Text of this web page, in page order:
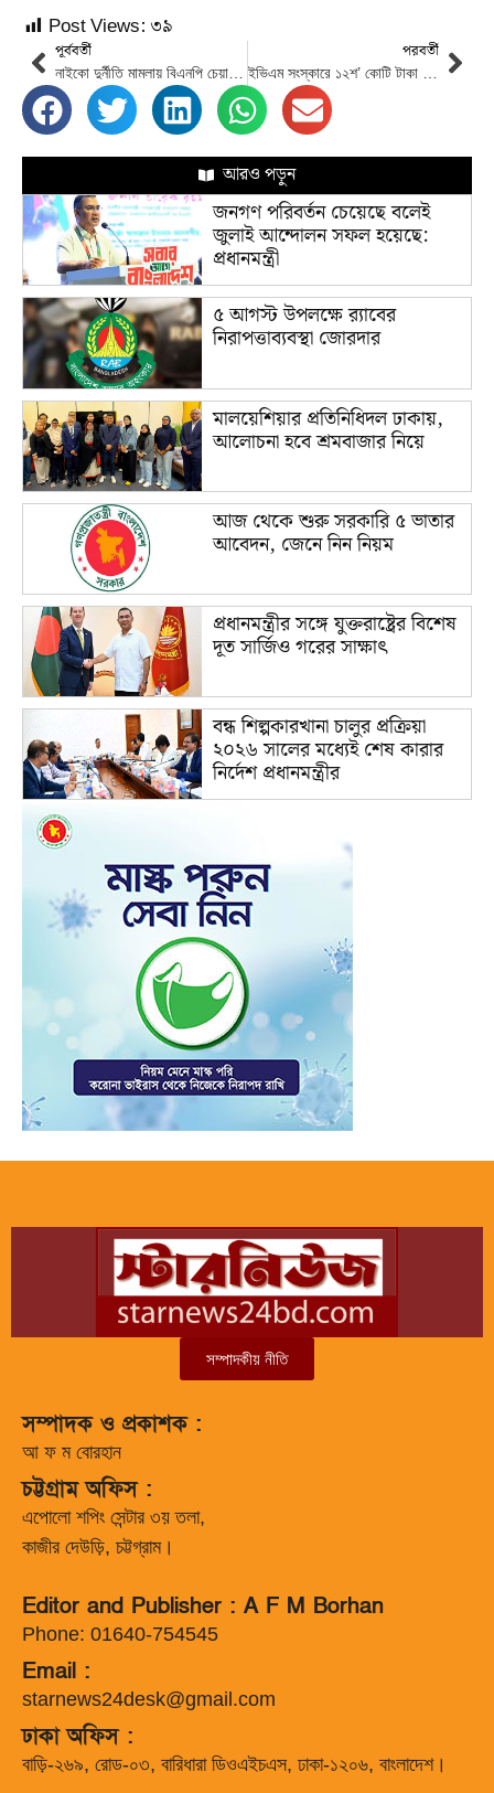
Post Views:৩৯
পূর্ববর্তী
নাইকো দুর্নীতি মামলায় বিএনপি চেয়ারপারসন খালেদা জিয়ার বিচার শুরু
পরবর্তী
ইভিএম সংস্কারে ‍১২শ’ কোটি টাকা বরাদ্দ চেয়ে চিঠি দেবে ইসি
আরও পড়ুন
জনগণ পরিবর্তন চেয়েছে বলেই
জুলাই আন্দোলন সফল হয়েছে:
প্রধানমন্ত্রী
৫ আগস্ট উপলক্ষে র‌্যাবের
নিরাপত্তাব্যবস্থা জোরদার
মালয়েশিয়ার প্রতিনিধিদল ঢাকায়,
আলোচনা হবে শ্রমবাজার নিয়ে
আজ থেকে শুরু সরকারি ৫ ভাতার
আবেদন, জেনে নিন নিয়ম
প্রধানমন্ত্রীর সঙ্গে যুক্তরাষ্ট্রের বিশেষ
দূত সার্জিও গরের সাক্ষাৎ
বন্ধ শিল্পকারখানা চালুর প্রক্রিয়া
২০২৬ সালের মধ্যেই শেষ কারার
নির্দেশ প্রধানমন্ত্রীর
সম্পাদকীয় নীতি
সম্পাদক ও প্রকাশক :
আ ফ ম বোরহান
চট্টগ্রাম অফিস :
এপোলো শপিং সেন্টার ৩য় তলা,
কাজীর দেউড়ি, চট্টগ্রাম।
Editor and Publisher : A F M Borhan
Phone: 01640-754545
Email :
starnews24desk@gmail.com
ঢাকা অফিস :
বাড়ি-২৬৯, রোড-০৩, বারিধারা ডিওএইচএস, ঢাকা-১২০৬, বাংলাদেশ।